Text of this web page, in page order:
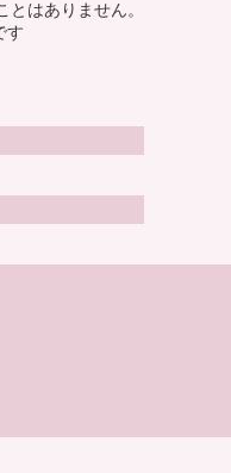
とはありません。
す